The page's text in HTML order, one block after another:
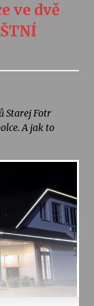
ve dvě
Starej Fotr
A jak to